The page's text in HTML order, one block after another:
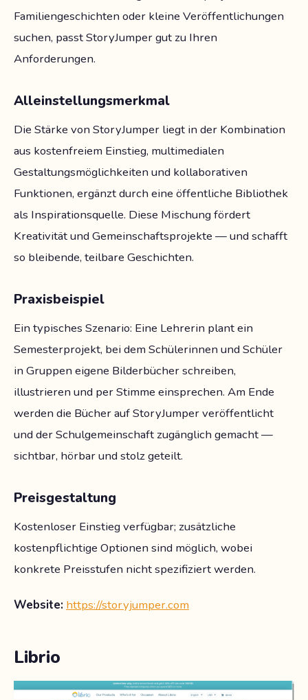
Familiengeschichten oder kleine Veröffentlichungen
suchen, passt StoryJumper gut zu Ihren
Anforderungen.
Alleinstellungsmerkmal
Die Stärke von StoryJumper liegt in der Kombination
aus kostenfreiem Einstieg, multimedialen
Gestaltungsmöglichkeiten und kollaborativen
Funktionen, ergänzt durch eine öffentliche Bibliothek
als Inspirationsquelle. Diese Mischung fördert
Kreativität und Gemeinschaftsprojekte — und schafft
so bleibende, teilbare Geschichten.
Praxisbeispiel
Ein typisches Szenario: Eine Lehrerin plant ein
Semesterprojekt, bei dem Schülerinnen und Schüler
in Gruppen eigene Bilderbücher schreiben,
illustrieren und per Stimme einsprechen. Am Ende
werden die Bücher auf StoryJumper veröffentlicht
und der Schulgemeinschaft zugänglich gemacht —
sichtbar, hörbar und stolz geteilt.
Preisgestaltung
Kostenloser Einstieg verfügbar; zusätzliche
kostenpflichtige Optionen sind möglich, wobei
konkrete Preisstufen nicht spezifiziert werden.
Website: https://storyjumper.com
Librio